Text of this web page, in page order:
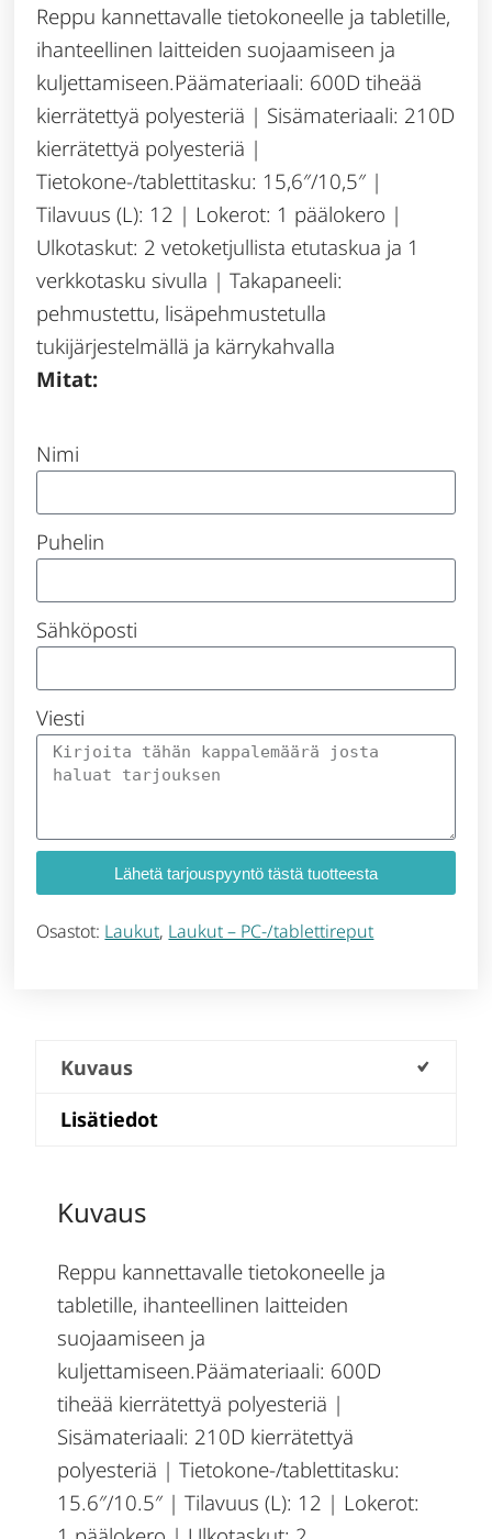
Reppu kannettavalle tietokoneelle ja tabletille,
ihanteellinen laitteiden suojaamiseen ja
kuljettamiseen.Päämateriaali: 600D tiheää
kierrätettyä polyesteriä | Sisämateriaali: 210D
kierrätettyä polyesteriä |
Tietokone-/tablettitasku: 15,6″/10,5″ |
Tilavuus (L): 12 | Lokerot: 1 päälokero |
Ulkotaskut: 2 vetoketjullista etutaskua ja 1
verkkotasku sivulla | Takapaneeli:
pehmustettu, lisäpehmustetulla
tukijärjestelmällä ja kärrykahvalla
Mitat:
Nimi
Puhelin
Sähköposti
Viesti
Lähetä tarjouspyyntö tästä tuotteesta
Osastot: Laukut, Laukut – PC-/tablettireput
Kuvaus
Lisätiedot
Kuvaus
Reppu kannettavalle tietokoneelle ja
tabletille, ihanteellinen laitteiden
suojaamiseen ja
kuljettamiseen.Päämateriaali: 600D
tiheää kierrätettyä polyesteriä |
Sisämateriaali: 210D kierrätettyä
polyesteriä | Tietokone-/tablettitasku:
15.6″/10.5″ | Tilavuus (L): 12 | Lokerot: